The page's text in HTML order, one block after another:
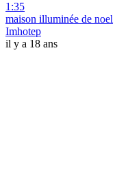
1:35
maison illuminée de noel
Imhotep
il y a 18 ans